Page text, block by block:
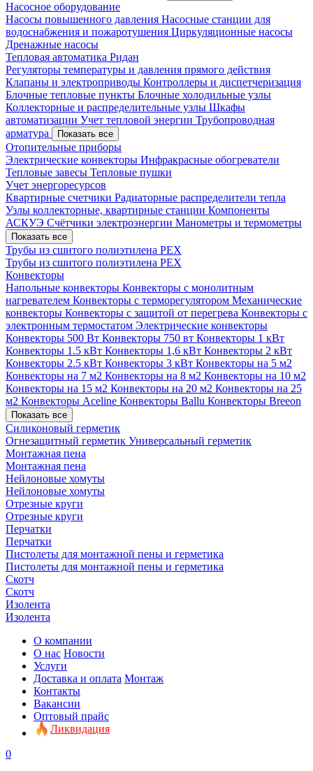
Насосное оборудование
Насосы повышенного давления Насосные станции для
водоснабжения и пожаротушения Циркуляционные насосы
Дренажные насосы
Тепловая автоматика Ридан
Регуляторы температуры и давления прямого действия
Клапаны и электроприводы Контроллеры и диспетчеризация
Блочные тепловые пункты Блочные холодильные узлы
Коллекторные и распределительные узлы Шкафы
автоматизации Учет тепловой энергии Трубопроводная
арматура
Показать все
Отопительные приборы
Электрические конвекторы Инфракрасные обогреватели
Тепловые завесы Тепловые пушки
Учет энергоресурсов
Квартирные счетчики Радиаторные распределители тепла
Узлы коллекторные, квартирные станции Компоненты
АСКУЭ Счётчики электроэнергии Манометры и термометры
Показать все
Трубы из сшитого полиэтилена PEX
Трубы из сшитого полиэтилена PEX
Конвекторы
Напольные конвекторы Конвекторы с монолитным
нагревателем Конвекторы с терморегулятором Механические
конвекторы Конвекторы с защитой от перегрева Конвекторы с
электронным термостатом Электрические конвекторы
Конвекторы 500 Вт Конвекторы 750 вт Конвекторы 1 кВт
Конвекторы 1.5 кВт Конвекторы 1,6 кВт Конвекторы 2 кВт
Конвекторы 2.5 кВт Конвекторы 3 кВт Конвекторы на 5 м2
Конвекторы на 7 м2 Конвекторы на 8 м2 Конвекторы на 10 м2
Конвекторы на 15 м2 Конвекторы на 20 м2 Конвекторы на 25
м2 Конвекторы Aceline Конвекторы Ballu Конвекторы Breeon
Показать все
Силиконовый герметик
Огнезащитный герметик Универсальный герметик
Монтажная пена
Монтажная пена
Нейлоновые хомуты
Нейлоновые хомуты
Отрезные круги
Отрезные круги
Перчатки
Перчатки
Пистолеты для монтажной пены и герметика
Пистолеты для монтажной пены и герметика
Скотч
Скотч
Изолента
Изолента
О компании
О нас Новости
Услуги
Доставка и оплата Монтаж
Контакты
Вакансии
Оптовый прайс
Ликвидация
0